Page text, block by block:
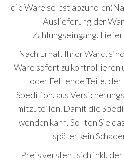
die Ware selbst
Auslieferung der
Zahlungseingang.
Nach Erhalt Ihrer Ware,
Ware sofort zu kontrollieren
oder Fehlende Teile,
Spedition, aus
mitzuteilen. Damit die
wenden kann. Sollten Sie
später kein
Preis versteht sich inkl.